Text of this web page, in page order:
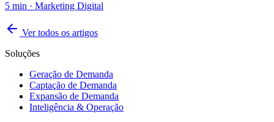
5 min · Marketing Digital
Ver todos os artigos
Soluções
Geração de Demanda
Captação de Demanda
Expansão de Demanda
Inteligência & Operação